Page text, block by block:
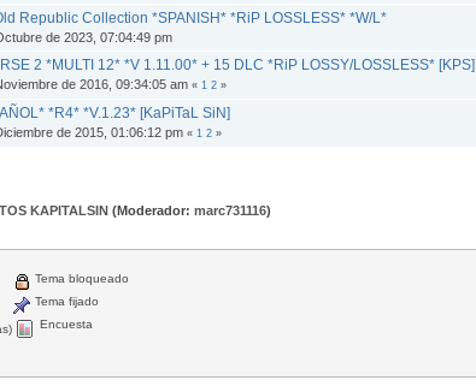
Republic Collection *SPANISH* *RiP LOSSLESS* *W/L*
de 2023, 07:04:49 pm
2 *MULTI 12* *V 1.11.00* + 15 DLC *RiP LOSSY/LOSSLESS* [KPS]
de 2016, 09:34:05 am« 1 2 »
*R4* *V.1.23* [KaPiTaL SiN]
de 2015, 01:06:12 pm« 1 2 »
KAPITALSIN (Moderador:marc731116)
Tema bloqueado
Tema fijado
Encuesta